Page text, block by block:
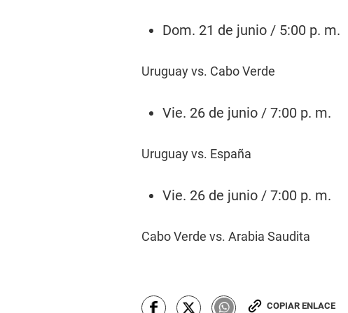
Dom. 21 de junio / 5:00 p. m.
Uruguay vs. Cabo Verde
Vie. 26 de junio / 7:00 p. m.
Uruguay vs. España
Vie. 26 de junio / 7:00 p. m.
Cabo Verde vs. Arabia Saudita
COPIAR ENLACE